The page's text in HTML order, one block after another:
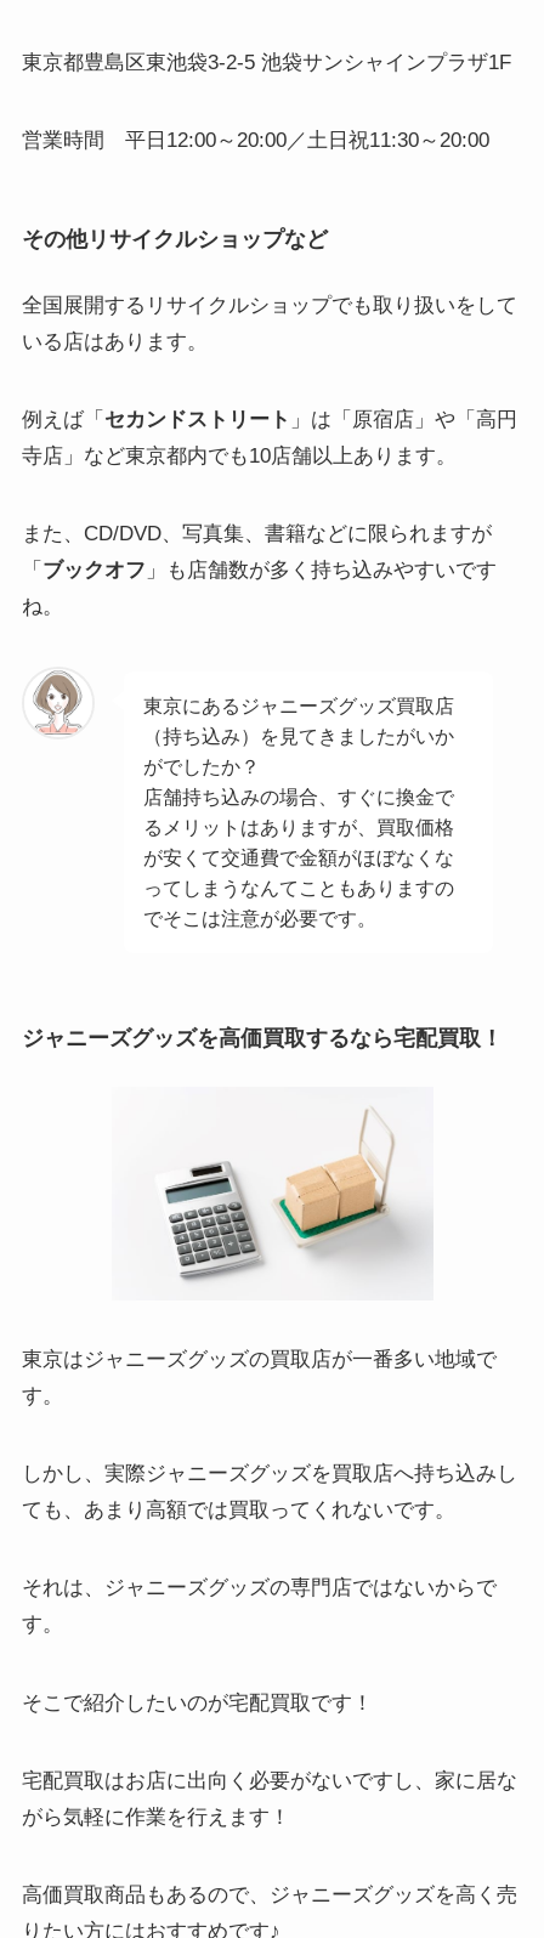
東京都豊島区東池袋3-2-5 池袋サンシャインプラザ1F
営業時間 平日12:00～20:00／土日祝11:30～20:00
その他リサイクルショップなど
全国展開するリサイクルショップでも取り扱いをして
いる店はあります。
例えば「 セカンドストリート 」は「原宿店」や「高円
寺店」など東京都内でも10店舗以上あります。
また、CD/DVD、写真集、書籍などに限られますが
「 ブックオフ 」も店舗数が多く持ち込みやすいです
ね。
東京にあるジャニーズグッズ買取店
（持ち込み）を見てきましたがいか
がでしたか？
店舗持ち込みの場合、すぐに換金で
るメリットはありますが、買取価格
が安くて交通費で金額がほぼなくな
ってしまうなんてこともありますの
でそこは注意が必要です。
ジャニーズグッズを高価買取するなら宅配買取！
東京はジャニーズグッズの買取店が一番多い地域で
す。
しかし、実際ジャニーズグッズを買取店へ持ち込みし
ても、あまり高額では買取ってくれないです。
それは、ジャニーズグッズの専門店ではないからで
す。
そこで紹介したいのが宅配買取です！
宅配買取はお店に出向く必要がないですし、家に居な
がら気軽に作業を行えます！
高価買取商品もあるので、ジャニーズグッズを高く売
りたい方にはおすすめです♪